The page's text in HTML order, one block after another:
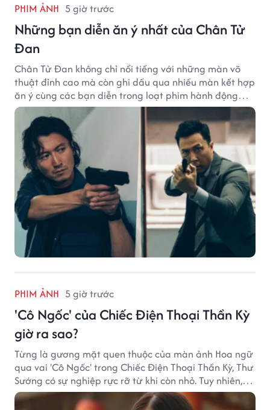
PHIM ẢNH 5 giờ trước
Những bạn diễn ăn ý nhất của Chân Tử
Đan
Chân Tử Đan không chỉ nổi tiếng với những màn võ
thuật đỉnh cao mà còn ghi dấu qua nhiều màn kết hợp
ăn ý cùng các bạn diễn trong loạt phim hành động
Hoa ngữ.
PHIM ẢNH 5 giờ trước
'Cô Ngốc' của Chiếc Điện Thoại Thần Kỳ
giờ ra sao?
Từng là gương mặt quen thuộc của màn ảnh Hoa ngữ
qua vai 'Cô Ngốc' trong Chiếc Điện Thoại Thần Kỳ, Thư
Sướng có sự nghiệp rực rỡ từ khi còn nhỏ. Tuy nhiên,
sau thời kỳ đỉnh cao, nữ diễn viên dần rút khỏi phim